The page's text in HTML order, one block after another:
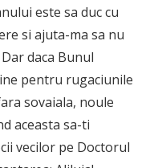
este sa duc cu
si ajuta-ma sa nu
daca Bunul
pentru rugaciunile
sovaiala, noule
aceasta sa-ti
vecilor pe Doctorul